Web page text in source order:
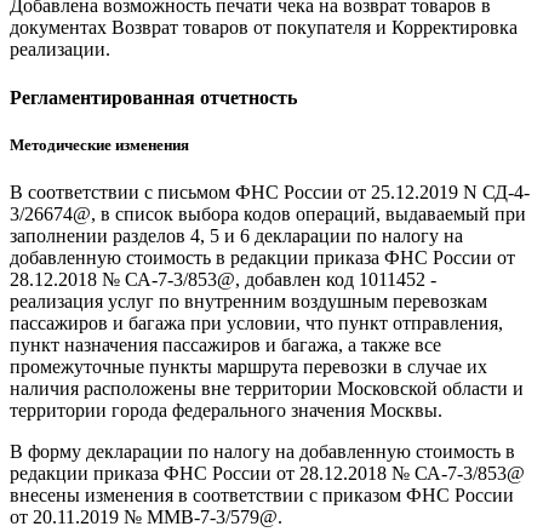
Добавлена возможность печати чека на возврат товаров в
документах Возврат товаров от покупателя и Корректировка
реализации.
Регламентированная отчетность
Методические изменения
В соответствии с письмом ФНС России от 25.12.2019 N СД-4-
3/26674@, в список выбора кодов операций, выдаваемый при
заполнении разделов 4, 5 и 6 декларации по налогу на
добавленную стоимость в редакции приказа ФНС России от
28.12.2018 № СА-7-3/853@, добавлен код 1011452 -
реализация услуг по внутренним воздушным перевозкам
пассажиров и багажа при условии, что пункт отправления,
пункт назначения пассажиров и багажа, а также все
промежуточные пункты маршрута перевозки в случае их
наличия расположены вне территории Московской области и
территории города федерального значения Москвы.
В форму декларации по налогу на добавленную стоимость в
редакции приказа ФНС России от 28.12.2018 № СА-7-3/853@
внесены изменения в соответствии с приказом ФНС России
от 20.11.2019 № ММВ-7-3/579@.